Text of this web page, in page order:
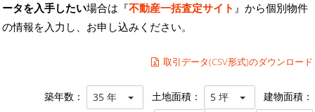
ータを入手したい場合は『不動産一括査定サイト 』から個別物件
の情報を入力し、お申し込みください。
取引データ(CSV形式)のダウンロード
築年数： 35 年 土地面積： 5 坪 建物面積：